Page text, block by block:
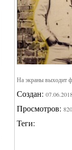
На экраны выходит
Создан:
Просмотров:
Теги: